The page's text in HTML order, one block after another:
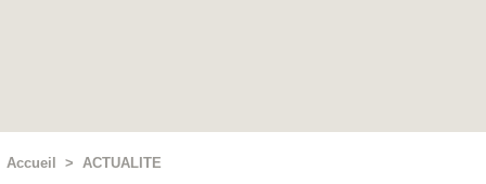
Accueil > ACTUALITE